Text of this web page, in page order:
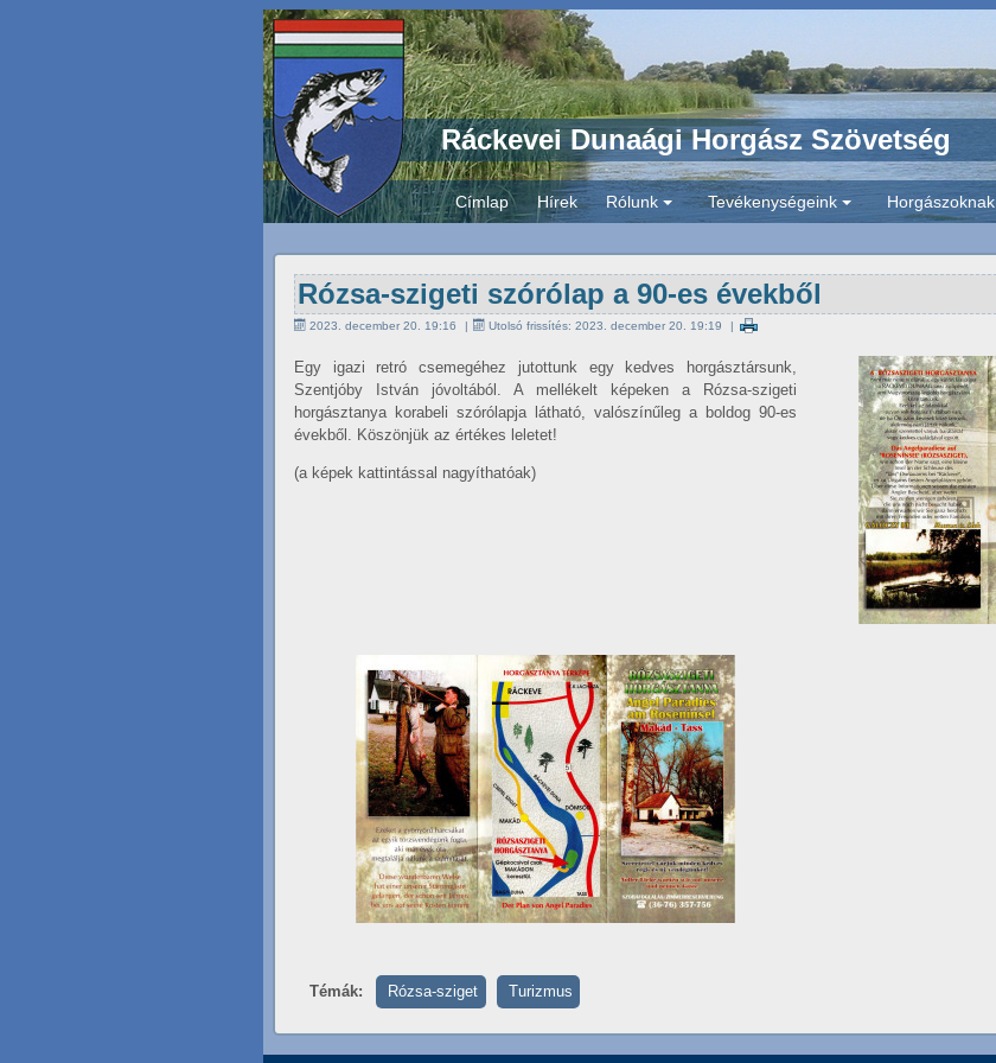
Ráckevei Dunaági Horgász Szövetség
Címlap Hírek Rólunk
+
Tevékenységeink
+
Horgászoknak
Rózsa-szigeti szórólap a 90-es évekből
2023. december 20. 19:16 Utolsó frissítés: 2023. december 20. 19:19
Egy igazi retró csemegéhez jutottunk egy kedves horgásztársunk,
Szentjóby István jóvoltából. A mellékelt képeken a Rózsa-szigeti
horgásztanya korabeli szórólapja látható, valószínűleg a boldog 90-es
évekből. Köszönjük az értékes leletet!
(a képek kattintással nagyíthatóak)
Témák: Rózsa-sziget Turizmus